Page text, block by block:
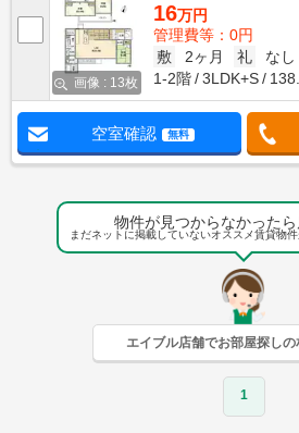
画像 : 13枚
16万円
管理費等：0円
敷
2ヶ月 礼
なし
1-2階
3LDK+S
空室確認 無料
物件が見つからなかった
まだネットに掲載していないオススメ賃貸物
エイブル店舗でお部屋探しの
1